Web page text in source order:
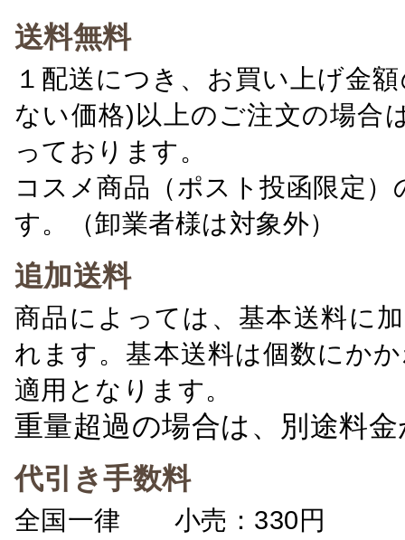
送料無料
１配送につき、お買い上げ金
ない価格)以上のご注文の場合
っております。
コスメ商品（ポスト投函限定
す。（卸業者様は対象外）
追加送料
商品によっては、基本送料に
れます。基本送料は個数にか
適用となります。
重量超過の場合は、別途料
代引き手数料
全国一律 小売：330円 卸